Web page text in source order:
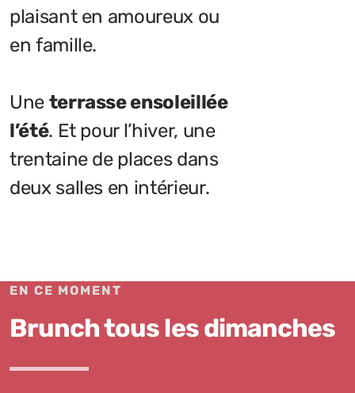
plaisant en amoureux ou
en famille.
Une terrasse ensoleillée
l’été. Et pour l’hiver, une
trentaine de places dans
deux salles en intérieur.
EN CE MOMENT
Brunch tous les dimanches